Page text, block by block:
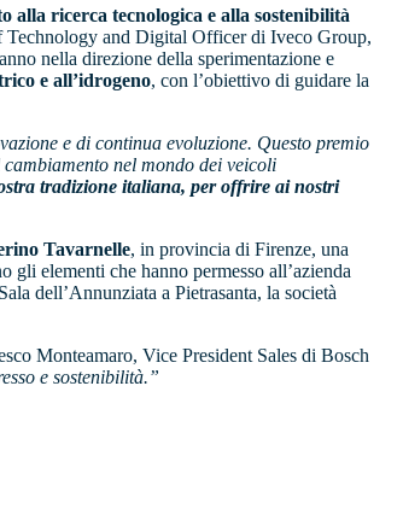
alla ricerca tecnologica e alla sostenibilità
Technology and Digital Officer di Iveco Group,
nella direzione della sperimentazione e
e all’idrogeno, con l’obiettivo di guidare la
e di continua evoluzione. Questo premio
nel mondo dei veicoli
tradizione italiana, per offrire ai nostri
Tavarnelle, in provincia di Firenze, una
elementi che hanno permesso all’azienda
dell’Annunziata a Pietrasanta, la società
Monteamaro, Vice President Sales di Bosch
e sostenibilità.”